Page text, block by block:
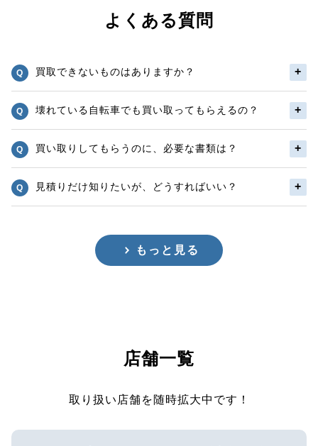
よくある質問
買取できないものはありますか？
壊れている自転車でも買い取ってもらえるの？
買い取りしてもらうのに、必要な書類は？
見積りだけ知りたいが、どうすればいい？
もっと見る
店舗一覧
取り扱い店舗を随時拡大中です！